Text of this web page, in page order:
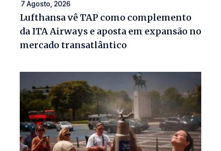
7 Agosto, 2026
Lufthansa vê TAP como complemento
da ITA Airways e aposta em expansão no
mercado transatlântico